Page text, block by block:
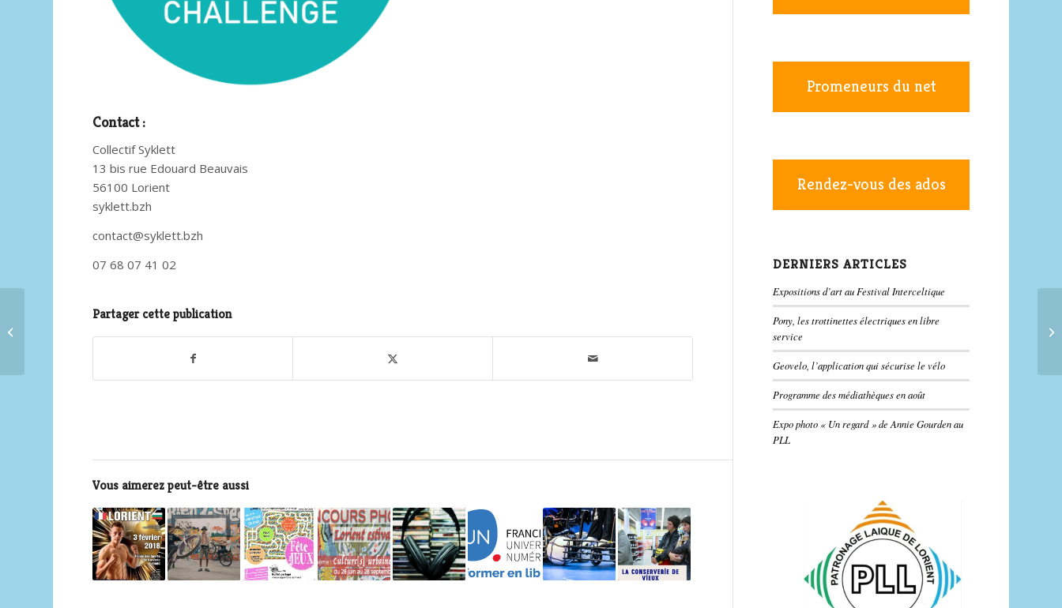
Contact :
Collectif Syklett
13 bis rue Edouard Beauvais
56100 Lorient
syklett.bzh
contact@syklett.bzh
07 68 07 41 02
Partager cette publication
Vous aimerez peut-être aussi
Promeneurs du net
Rendez-vous des ados
DERNIERS ARTICLES
Expositions d’art au Festival Interceltique
Pony, les trottinettes électriques en libre
service
Geovelo, l’application qui sécurise le vélo
Programme des médiathèques en août
Expo photo « Un regard » de Annie Gourden au
PLL
Atelier Salvador Dalí :
des enfants défie le